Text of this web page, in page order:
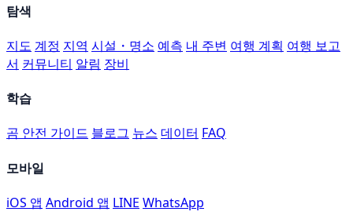
탐색
지도 계정 지역 시설・명소 예측 내 주변 여행 계획 여행 보고
서 커뮤니티 알림 장비
학습
곰 안전 가이드 블로그 뉴스 데이터 FAQ
모바일
iOS 앱 Android 앱 LINE WhatsApp